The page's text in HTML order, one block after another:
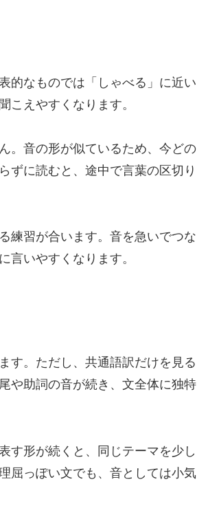
的なものでは「しゃべる」に近い
こえやすくなります。
。音の形が似ているため、今どの
ずに読むと、途中で言葉の区切り
練習が合います。音を急いでつな
言いやすくなります。
す。ただし、共通語訳だけを見る
や助詞の音が続き、文全体に独特
す形が続くと、同じテーマを少し
屈っぽい文でも、音としては小気